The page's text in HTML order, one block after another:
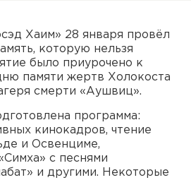
Хаим» 28 января провёл
которую нельзя
было приурочено к
памяти жертв Холокоста
смерти «Аушвиц».
программа:
кинокадров, чтение
и Освенциме,
с песнями
и другими. Некоторые